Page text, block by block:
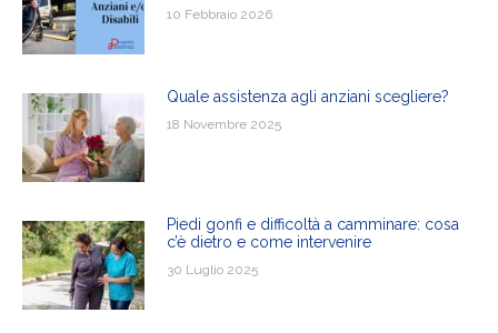
10 Febbraio 2026
Quale assistenza agli anziani scegliere?
18 Novembre 2025
Piedi gonfi e difficoltà a camminare: cosa
c’è dietro e come intervenire
30 Luglio 2025